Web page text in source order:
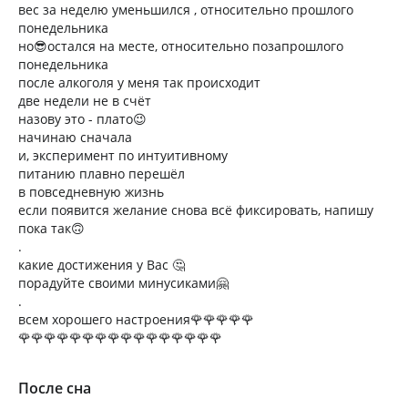
вес за неделю уменьшился , относительно прошлого
понедельника
но😎остался на месте, относительно позапрошлого
понедельника
после алкоголя у меня так происходит
две недели не в счёт
назову это - плато😉
начинаю сначала
и, эксперимент по интуитивному
питанию плавно перешёл
в повседневную жизнь
если появится желание снова всё фиксировать, напишу
пока так🙃
.
какие достижения у Вас 🤔
порадуйте своими минусиками🤗
.
всем хорошего настроения🌹🌹🌹🌹🌹
🌹🌹🌹🌹🌹🌹🌹🌹🌹🌹🌹🌹🌹🌹🌹🌹
После сна